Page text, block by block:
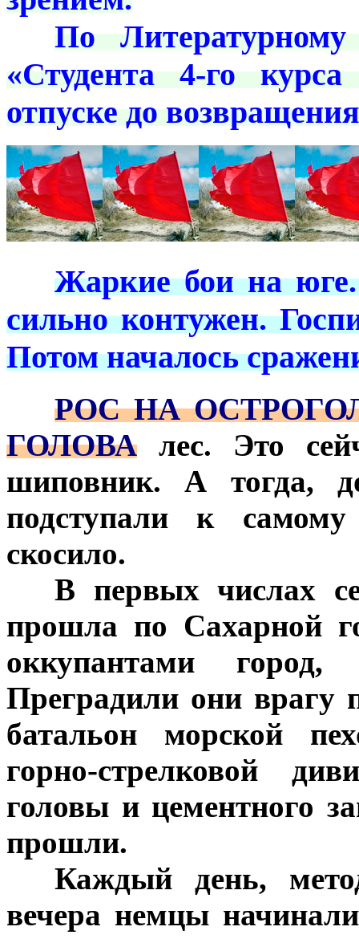
По
«Студента 4-го
отпуске до
Жаркие бои на
сильно контужен.
Потом началось
РОС НА
ГОЛОВА лес. Это
шиповник. А тогда,
подступали к
скосило.
В первых числах
прошла по Сахарной
оккупантами
Преградили они врагу
батальон морской
горно-стрелковой
головы и цементного
прошли.
Каждый день,
вечера немцы